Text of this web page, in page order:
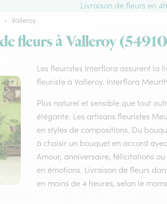
Livraison de fleurs en
› Valleroy
fleurs à Valleroy
Les fleuristes Interflora assurent la
fleuriste à Valleroy. Interflora
Plus naturel et sensible que tout
élégante. Les artisans fleuristes
en styles de compositions. Du
à choisir un bouquet en accord
Amour, anniversaire, félicitations
en émotions. Livraison de fleurs
en moins de 4 heures, selon le